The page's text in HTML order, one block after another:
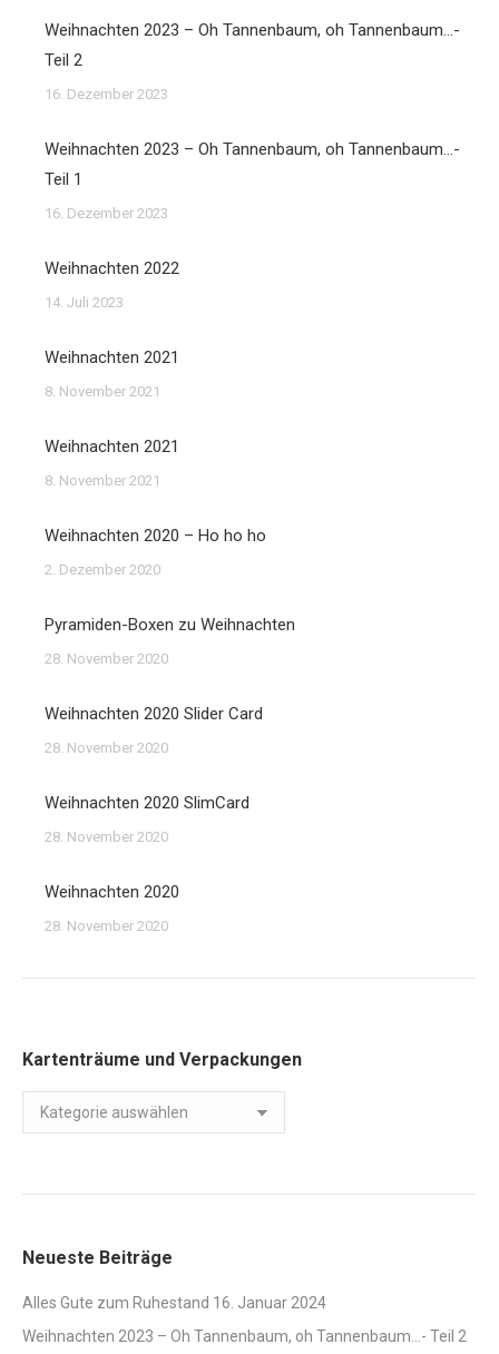
Weihnachten 2023 – Oh Tannenbaum, oh Tannenbaum…-
Teil 2
16. Dezember 2023
Weihnachten 2023 – Oh Tannenbaum, oh Tannenbaum…-
Teil 1
16. Dezember 2023
Weihnachten 2022
14. Juli 2023
Weihnachten 2021
8. November 2021
Weihnachten 2021
8. November 2021
Weihnachten 2020 – Ho ho ho
2. Dezember 2020
Pyramiden-Boxen zu Weihnachten
28. November 2020
Weihnachten 2020 Slider Card
28. November 2020
Weihnachten 2020 SlimCard
28. November 2020
Weihnachten 2020
28. November 2020
Kartenträume und Verpackungen
Kartenträume
und
Neueste Beiträge
Alles Gute zum Ruhestand 16. Januar 2024
Weihnachten 2023 – Oh Tannenbaum, oh Tannenbaum…- Teil 2